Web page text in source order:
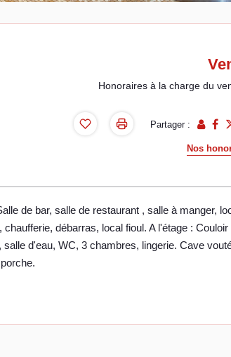
Honoraires à la charge du
Partager :
Nos
de bar, salle de restaurant , salle à manger,
débarras, local fioul. A l'étage : Couloir
d'eau, WC, 3 chambres, lingerie. Cave